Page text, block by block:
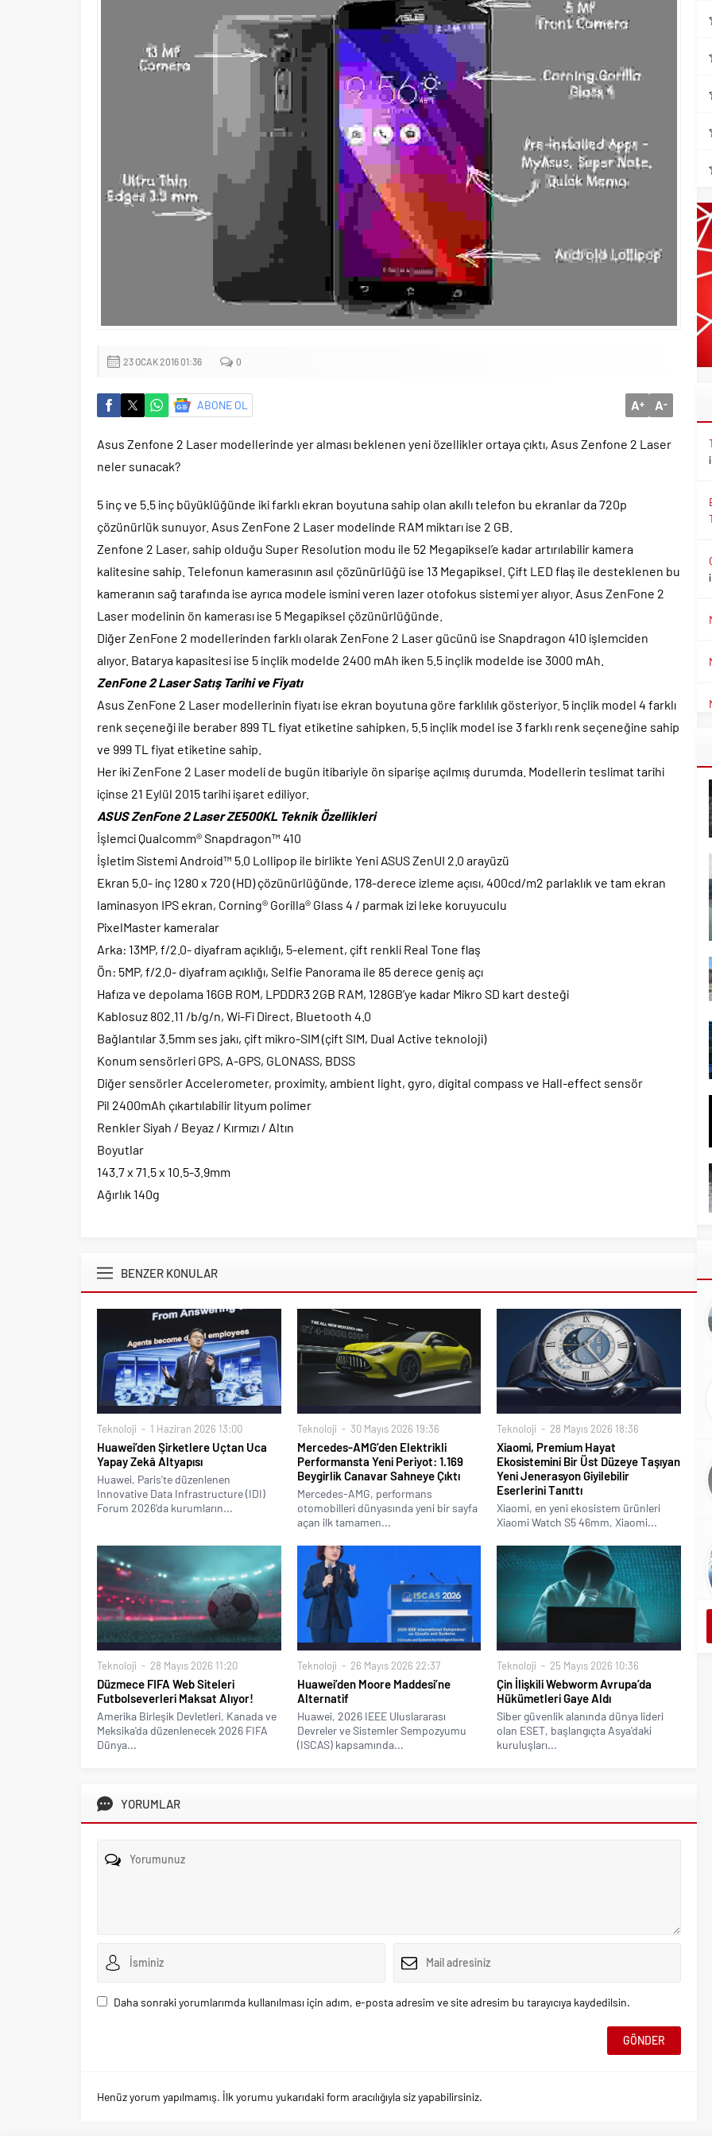
23 OCAK 2016 01:36 0
ABONE OL A+ A-
Asus Zenfone 2 Laser modellerinde yer alması beklenen yeni özellikler ortaya çıktı, Asus Zenfone 2 Laser
neler sunacak?
5 inç ve 5.5 inç büyüklüğünde iki farklı ekran boyutuna sahip olan akıllı telefon bu ekranlar da 720p
çözünürlük sunuyor. Asus ZenFone 2 Laser modelinde RAM miktarı ise 2 GB.
Zenfone 2 Laser, sahip olduğu Super Resolution modu ile 52 Megapiksel’e kadar artırılabilir kamera
kalitesine sahip. Telefonun kamerasının asıl çözünürlüğü ise 13 Megapiksel. Çift LED flaş ile desteklenen bu
kameranın sağ tarafında ise ayrıca modele ismini veren lazer otofokus sistemi yer alıyor. Asus ZenFone 2
Laser modelinin ön kamerası ise 5 Megapiksel çözünürlüğünde.
Diğer ZenFone 2 modellerinden farklı olarak ZenFone 2 Laser gücünü ise Snapdragon 410 işlemciden
alıyor. Batarya kapasitesi ise 5 inçlik modelde 2400 mAh iken 5.5 inçlik modelde ise 3000 mAh.
ZenFone 2 Laser Satış Tarihi ve Fiyatı
Asus ZenFone 2 Laser modellerinin fiyatı ise ekran boyutuna göre farklılık gösteriyor. 5 inçlik model 4 farklı
renk seçeneği ile beraber 899 TL fiyat etiketine sahipken, 5.5 inçlik model ise 3 farklı renk seçeneğine sahip
ve 999 TL fiyat etiketine sahip.
Her iki ZenFone 2 Laser modeli de bugün itibariyle ön siparişe açılmış durumda. Modellerin teslimat tarihi
içinse 21 Eylül 2015 tarihi işaret ediliyor.
ASUS ZenFone 2 Laser ZE500KL Teknik Özellikleri
İşlemci Qualcomm® Snapdragon™ 410
İşletim Sistemi Android™ 5.0 Lollipop ile birlikte Yeni ASUS ZenUI 2.0 arayüzü
Ekran 5.0- inç 1280 x 720 (HD) çözünürlüğünde, 178-derece izleme açısı, 400cd/m2 parlaklık ve tam ekran
laminasyon IPS ekran, Corning® Gorilla® Glass 4 / parmak izi leke koruyuculu
PixelMaster kameralar
Arka: 13MP, f/2.0- diyafram açıklığı, 5-element, çift renkli Real Tone flaş
Ön: 5MP, f/2.0- diyafram açıklığı, Selfie Panorama ile 85 derece geniş açı
Hafıza ve depolama 16GB ROM, LPDDR3 2GB RAM, 128GB’ye kadar Mikro SD kart desteği
Kablosuz 802.11 /b/g/n, Wi-Fi Direct, Bluetooth 4.0
Bağlantılar 3.5mm ses jakı, çift mikro-SIM (çift SIM, Dual Active teknoloji)
Konum sensörleri GPS, A-GPS, GLONASS, BDSS
Diğer sensörler Accelerometer, proximity, ambient light, gyro, digital compass ve Hall-effect sensör
Pil 2400mAh çıkartılabilir lityum polimer
Renkler Siyah / Beyaz / Kırmızı / Altın
Boyutlar
143.7 x 71.5 x 10.5-3.9mm
Ağırlık 140g
BENZER KONULAR
Teknoloji 1 Haziran 2026 13:00
Huawei’den Şirketlere Uçtan Uca
Yapay Zekâ Altyapısı
Huawei, Paris'te düzenlenen
Innovative Data Infrastructure (IDI)
Forum 2026'da kurumların...
Teknoloji 30 Mayıs 2026 19:36
Mercedes-AMG’den Elektrikli
Performansta Yeni Periyot: 1.169
Beygirlik Canavar Sahneye Çıktı
Mercedes-AMG, performans
otomobilleri dünyasında yeni bir sayfa
açan ilk tamamen...
Teknoloji 28 Mayıs 2026 18:36
Xiaomi, Premium Hayat
Ekosistemini Bir Üst Düzeye Taşıyan
Yeni Jenerasyon Giyilebilir
Eserlerini Tanıttı
Xiaomi, en yeni ekosistem ürünleri
Xiaomi Watch S5 46mm, Xiaomi...
Teknoloji 28 Mayıs 2026 11:20
Düzmece FIFA Web Siteleri
Futbolseverleri Maksat Alıyor!
Amerika Birleşik Devletleri, Kanada ve
Meksika'da düzenlenecek 2026 FIFA
Dünya...
Teknoloji 26 Mayıs 2026 22:37
Huawei’den Moore Maddesi’ne
Alternatif
Huawei, 2026 IEEE Uluslararası
Devreler ve Sistemler Sempozyumu
(ISCAS) kapsamında...
Teknoloji 25 Mayıs 2026 10:36
Çin İlişkili Webworm Avrupa’da
Hükümetleri Gaye Aldı
Siber güvenlik alanında dünya lideri
olan ESET, başlangıçta Asya'daki
kuruluşları...
YORUMLAR
Daha sonraki yorumlarımda kullanılması için adım, e-posta adresim ve site adresim bu tarayıcıya kaydedilsin.
Henüz yorum yapılmamış. İlk yorumu yukarıdaki form aracılığıyla siz yapabilirsiniz.